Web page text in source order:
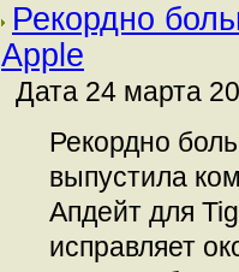
Рекордно
Apple
Дата 24 марта
Рекордно
выпустила
Апдейт для
исправляет